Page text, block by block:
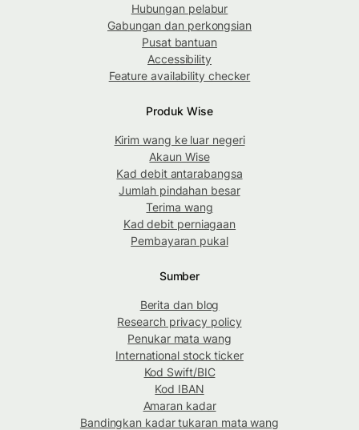
Hubungan pelabur
Gabungan dan perkongsian
Pusat bantuan
Accessibility
Feature availability checker
Produk Wise
Kirim wang ke luar negeri
Akaun Wise
Kad debit antarabangsa
Jumlah pindahan besar
Terima wang
Kad debit perniagaan
Pembayaran pukal
Sumber
Berita dan blog
Research privacy policy
Penukar mata wang
International stock ticker
Kod Swift/BIC
Kod IBAN
Amaran kadar
Bandingkan kadar tukaran mata wang